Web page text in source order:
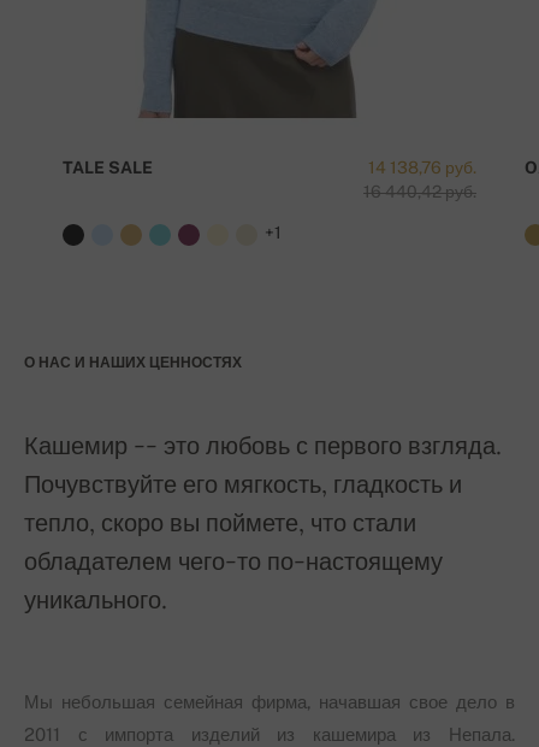
14 138,76 руб.
16 440,42 руб.
TALE SALE
+1
О НАС И НАШИХ ЦЕННОСТЯХ
Кашемир -- это любовь с первого взгляда.
Почувствуйте его мягкость, гладкость и
тепло, скоро вы поймете, что стали
обладателем чего-то по-настоящему
уникального.
Мы небольшая семейная фирма, начавшая свое дело в
2011 с импорта изделий из кашемира из Непала.